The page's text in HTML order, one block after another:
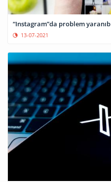
“Instagram”da problem yaranıb
13-07-2021